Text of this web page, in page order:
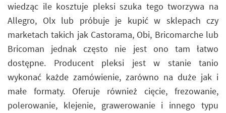
wiedząc ile kosztuje pleksi szuka tego tworzywa na
Allegro, Olx lub próbuje je kupić w sklepach czy
marketach takich jak Castorama, Obi, Bricomarche lub
Bricoman jednak często nie jest ono tam łatwo
dostępne. Producent pleksi jest w stanie tanio
wykonać każde zamówienie, zarówno na duże jak i
małe formaty. Oferuje również cięcie, frezowanie,
polerowanie, klejenie, grawerowanie i innego typu